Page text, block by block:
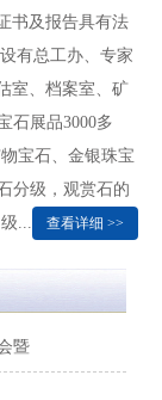
书及报告具有法
有总工办、专家
室、档案室、矿
石展品3000多
宝石、金银珠宝
分级，观赏石的
...
查看详细 >>
暨